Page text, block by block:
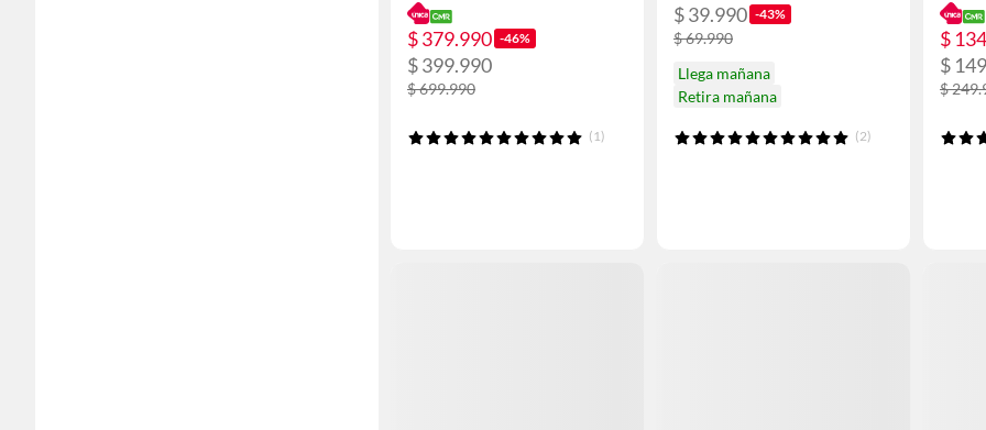
$ 379.990 -46%
$ 399.990
$ 699.990
(1)
$ 39.990 -43%
$ 69.990
Llega mañana
Retira mañana
(2)
$
$
$